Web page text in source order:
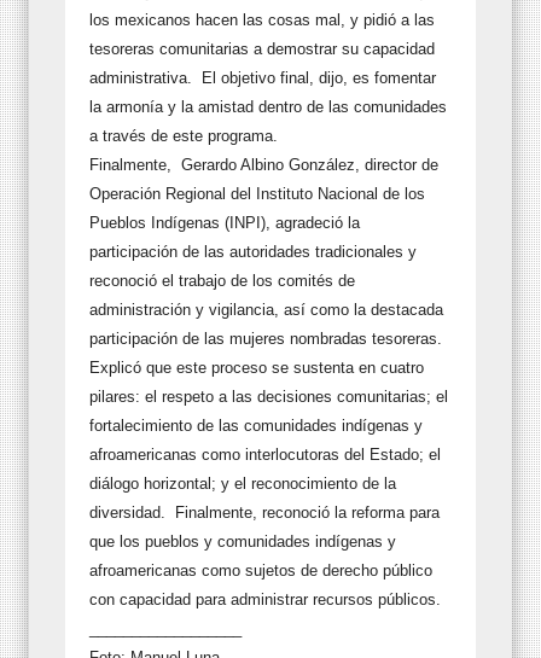
los mexicanos hacen las cosas mal, y pidió a las
tesoreras comunitarias a demostrar su capacidad
administrativa. El objetivo final, dijo, es fomentar
la armonía y la amistad dentro de las comunidades
a través de este programa.
Finalmente, Gerardo Albino González, director de
Operación Regional del Instituto Nacional de los
Pueblos Indígenas (INPI), agradeció la
participación de las autoridades tradicionales y
reconoció el trabajo de los comités de
administración y vigilancia, así como la destacada
participación de las mujeres nombradas tesoreras.
Explicó que este proceso se sustenta en cuatro
pilares: el respeto a las decisiones comunitarias; el
fortalecimiento de las comunidades indígenas y
afroamericanas como interlocutoras del Estado; el
diálogo horizontal; y el reconocimiento de la
diversidad. Finalmente, reconoció la reforma para
que los pueblos y comunidades indígenas y
afroamericanas como sujetos de derecho público
con capacidad para administrar recursos públicos.